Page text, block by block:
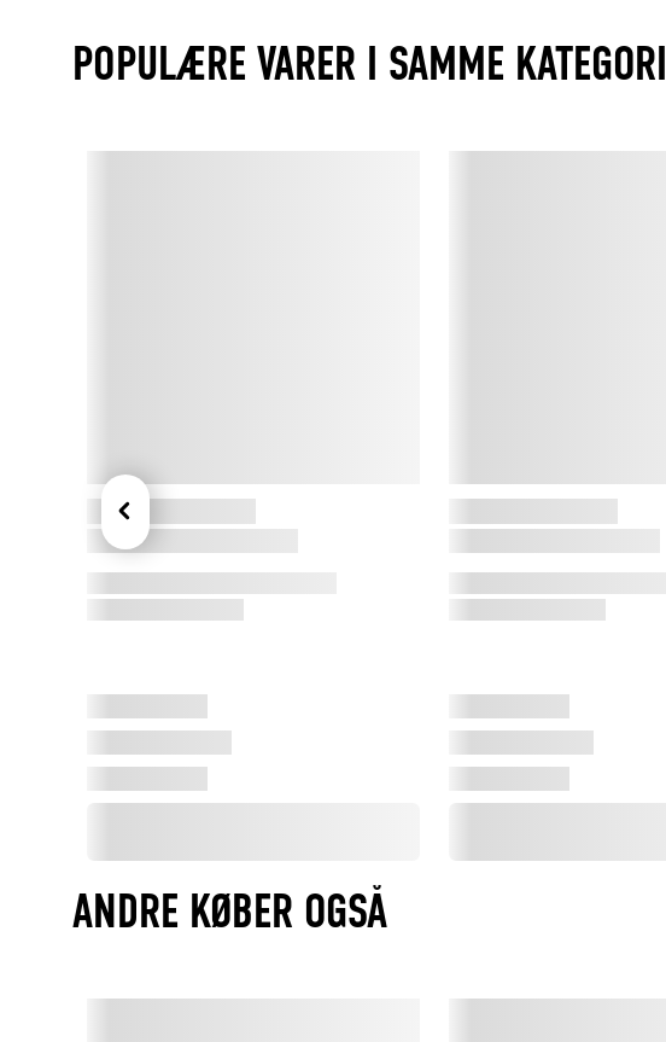
POPULÆRE VARER I SAMME KATEGORI
ANDRE KØBER OGSÅ